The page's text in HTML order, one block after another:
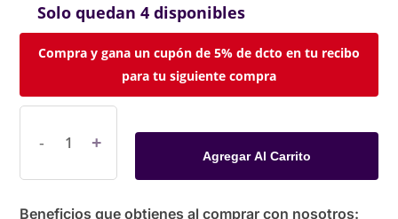
Solo quedan 4 disponibles
Compra y gana un cupón de 5% de dcto en tu recibo
para tu siguiente compra
Agregar Al Carrito
Beneficios que obtienes al comprar con nosotros: